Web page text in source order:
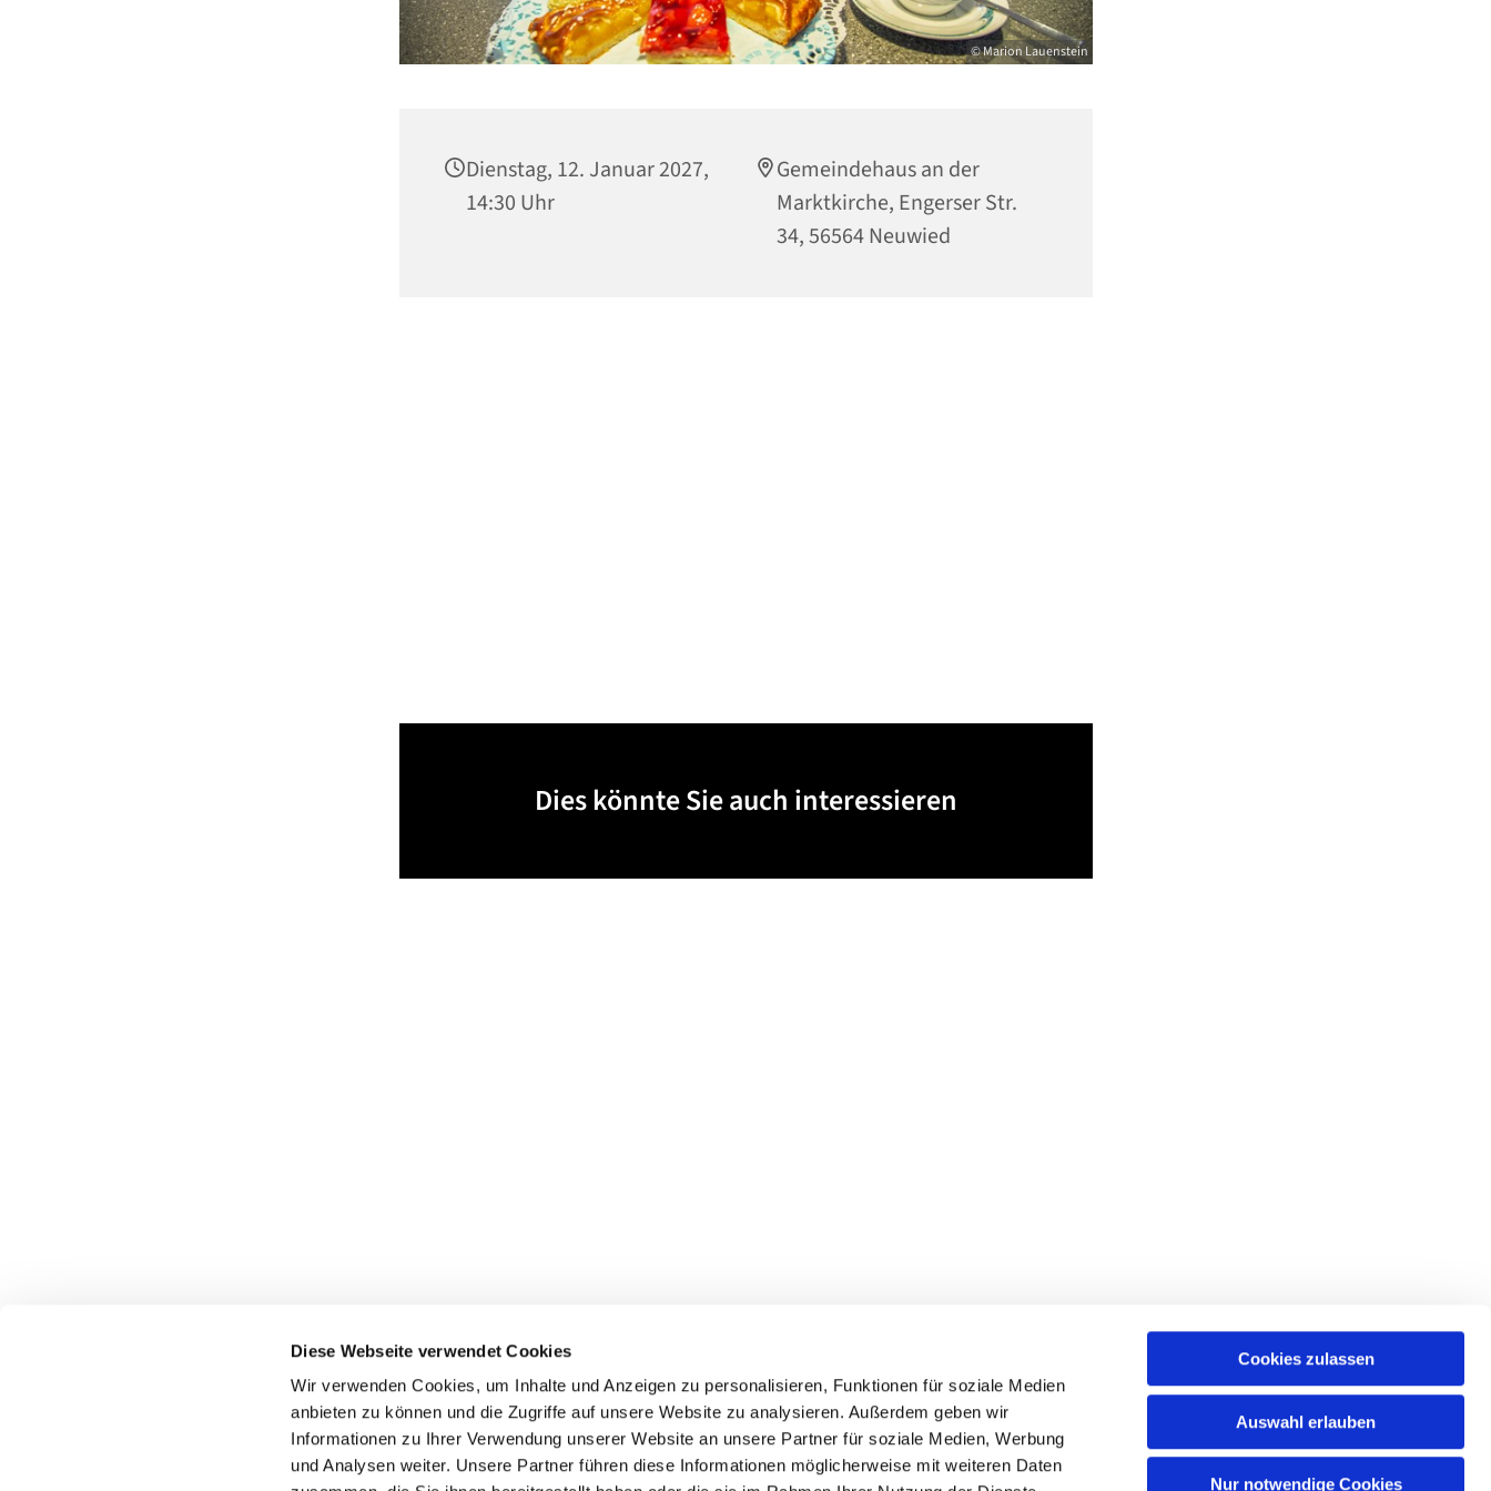
Diese Webseite verwendet Cookies
Wir verwenden Cookies, um Inhalte und Anzeigen zu personalisieren, Funktionen für soziale Medien
anbieten zu können und die Zugriffe auf unsere Website zu analysieren. Außerdem geben wir
Informationen zu Ihrer Verwendung unserer Website an unsere Partner für soziale Medien, Werbung
und Analysen weiter. Unsere Partner führen diese Informationen möglicherweise mit weiteren Daten
Cookies zulassen
Auswahl erlauben
Nur notwendige Cookies
© Marion Lauenstein
Dienstag, 12. Januar 2027,
14:30 Uhr
Gemeindehaus an der
Marktkirche, Engerser Str.
34, 56564 Neuwied
Dies könnte Sie auch interessieren